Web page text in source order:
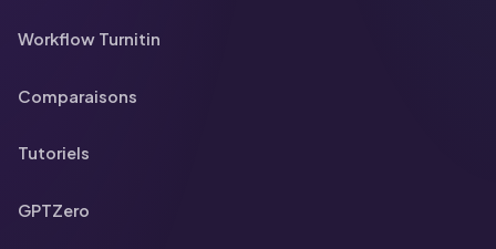
Workflow Turnitin
Comparaisons
Tutoriels
GPTZero